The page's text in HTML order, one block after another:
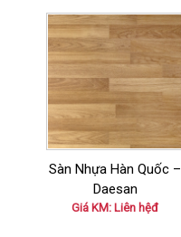
Sàn Nhựa Hàn Quốc –
Daesan
Giá KM: Liên hệđ